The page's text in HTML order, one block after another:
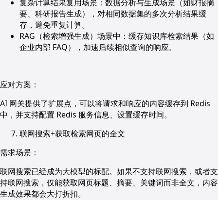
复杂计算结果复用场景：数据分析与生成场景（如财报摘
要、科研报告生成），对相同数据集的多次分析结果缓
存，避免重复计算。
RAG（检索增强生成）场景中：缓存知识库检索结果（如
企业内部 FAQ），加速后续相似查询的响应。
应对方案：
AI 网关提供了扩展点，可以将请求和响应的内容缓存到 Redis
中，并支持配置 Redis 服务信息、设置缓存时间。
联网搜索+获取检索网页的全文
需求场景：
联网搜索已经成为大模型的标配。如果不支持联网搜索，或者支
持联网搜索，仅能获取网页标题、摘要、关键词而非全文，内容
生成效果都会大打折扣。